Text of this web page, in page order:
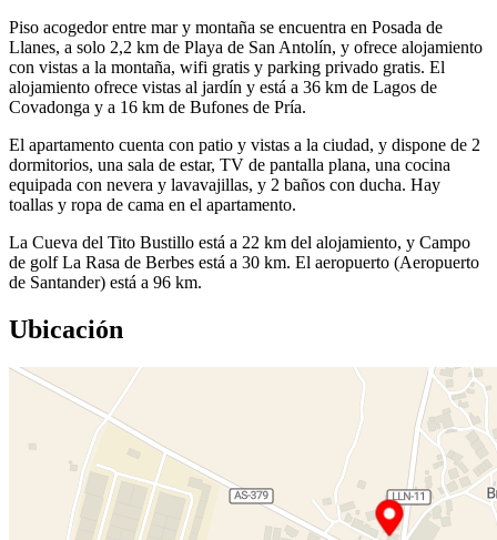
Piso acogedor entre mar y montaña se encuentra en Posada de
Llanes, a solo 2,2 km de Playa de San Antolín, y ofrece alojamiento
con vistas a la montaña, wifi gratis y parking privado gratis. El
alojamiento ofrece vistas al jardín y está a 36 km de Lagos de
Covadonga y a 16 km de Bufones de Pría.
El apartamento cuenta con patio y vistas a la ciudad, y dispone de 2
dormitorios, una sala de estar, TV de pantalla plana, una cocina
equipada con nevera y lavavajillas, y 2 baños con ducha. Hay
toallas y ropa de cama en el apartamento.
La Cueva del Tito Bustillo está a 22 km del alojamiento, y Campo
de golf La Rasa de Berbes está a 30 km. El aeropuerto (Aeropuerto
de Santander) está a 96 km.
Ubicación